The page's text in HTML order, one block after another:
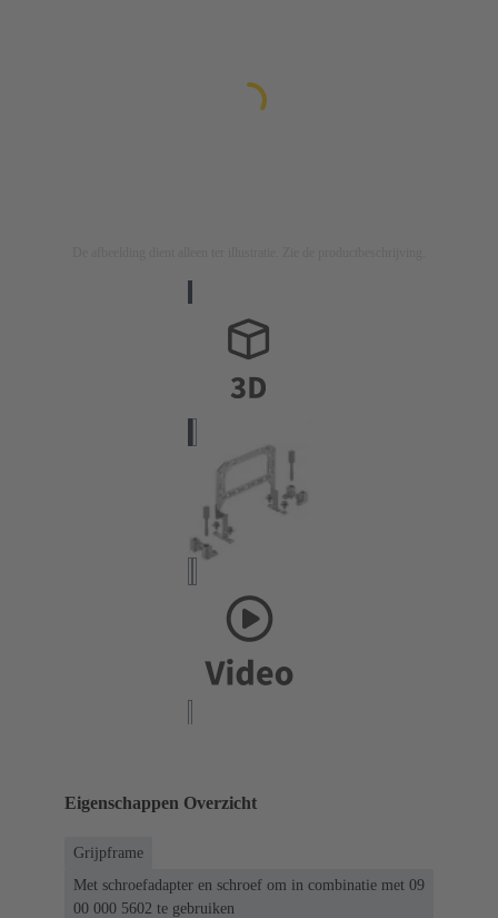
Eigenschappen Overzicht
Grijpframe
Met schroefadapter en schroef om in combinatie met 09
00 000 5602 te gebruiken